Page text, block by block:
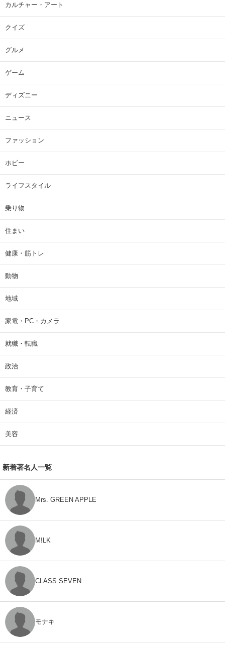
カルチャー・アート
クイズ
グルメ
ゲーム
ディズニー
ニュース
ファッション
ホビー
ライフスタイル
乗り物
住まい
健康・筋トレ
動物
地域
家電・PC・カメラ
就職・転職
政治
教育・子育て
経済
美容
新着著名人一覧
Mrs. GREEN APPLE
M!LK
CLASS SEVEN
モナキ